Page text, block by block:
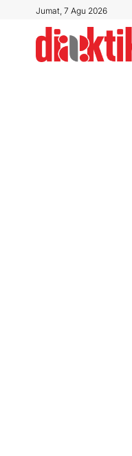
Jumat, 7 Agu 2026